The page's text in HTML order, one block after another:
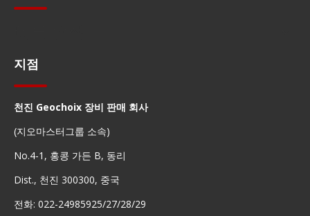
지점
천진 Geochoix 장비 판매 회사
(지오마스터그룹 소속)
No.4-1, 홍콩 가든 B, 동리
Dist., 천진 300300, 중국
전화: 022-24985925/27/28/29